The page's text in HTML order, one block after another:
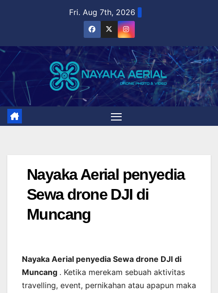
Fri. Aug 7th, 2026
Nayaka Aerial penyedia
Sewa drone DJI di
Muncang
Nayaka Aerial penyedia Sewa drone DJI di
Muncang . Ketika merekam sebuah aktivitas
travelling, event, pernikahan atau apapun maka